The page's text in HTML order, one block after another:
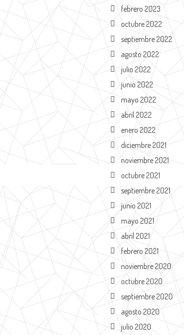
febrero 2023
octubre 2022
septiembre 2022
agosto 2022
julio 2022
junio 2022
mayo 2022
abril 2022
enero 2022
diciembre 2021
noviembre 2021
octubre 2021
septiembre 2021
junio 2021
mayo 2021
abril 2021
febrero 2021
noviembre 2020
octubre 2020
septiembre 2020
agosto 2020
julio 2020